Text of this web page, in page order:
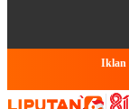
Iklan